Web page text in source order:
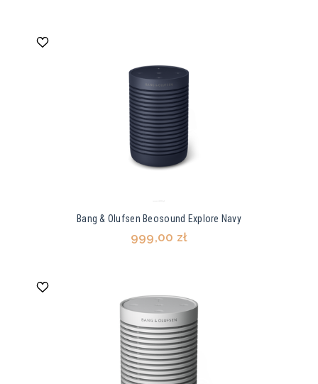
Bang & Olufsen Beosound Explore Navy
999,00 zł